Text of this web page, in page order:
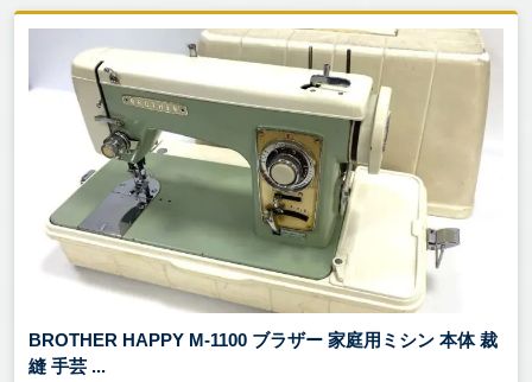
BROTHER HAPPY M-1100 ブラザー 家庭用ミシン 本体 裁
縫 手芸 ...